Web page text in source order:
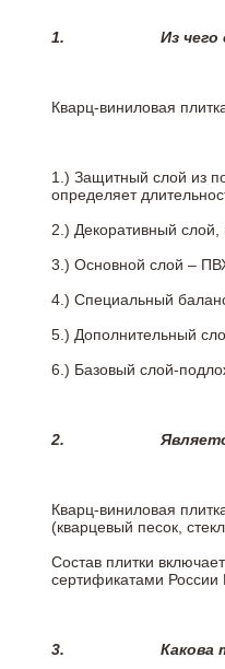
1. Из
Кварц-виниловая
1.) Защитный слой из
определяет
2.) Декоративный
3.) Основной слой –
4.) Специальный
5.) Дополнительный
6.) Базовый слой-
2.
Кварц-виниловая
(кварцевый песок,
Состав плитки
сертификатами
3. Какова